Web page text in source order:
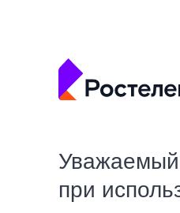
Уважаемый
при